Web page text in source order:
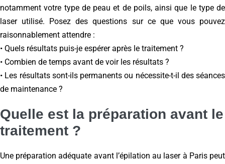
notamment votre type de peau et de poils, ainsi que le type de
laser utilisé. Posez des questions sur ce que vous pouvez
raisonnablement attendre :
• Quels résultats puis-je espérer après le traitement ?
• Combien de temps avant de voir les résultats ?
• Les résultats sont-ils permanents ou nécessite-t-il des séances
de maintenance ?
Quelle est la préparation avant le
traitement ?
Une préparation adéquate avant l’épilation au laser à Paris peut